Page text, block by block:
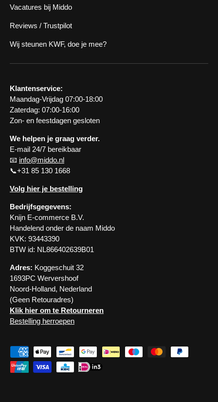
Vacatures bij Middo
Reviews / Trustpilot
Wij steunen KWF, doe je mee?
Klantenservice:
Maandag-Vrijdag 07:00-18:00
Zaterdag: 07:00-16:00
Zon- en feestdagen gesloten
We helpen je graag verder.
E-mail 24/7 bereikbaar
📧 info@middo.nl
📞+31 85 130 1668
Volg hier je bestelling
Bedrijfsgegevens:
Knijn E-commerce B.V.
Handelend onder de naam Middo
KVK: 93443390
BTW id: NL866402639B01
Adres: Koggeschuit 32
1693PC Wervershoof
Noord-Holland, Nederland
(Geen Retouradres)
Klik hier om te Retourneren
Bestelling herroepen
Geaccepteerde betaalmethoden